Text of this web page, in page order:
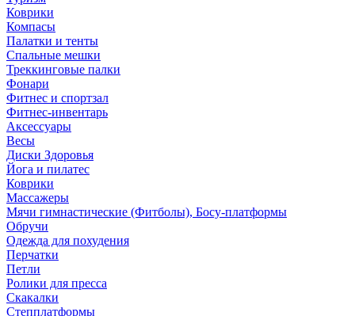
Коврики
Компасы
Палатки и тенты
Спальные мешки
Треккинговые палки
Фонари
Фитнес и спортзал
Фитнес-инвентарь
Аксессуары
Весы
Диски Здоровья
Йога и пилатес
Коврики
Массажеры
Мячи гимнастические (Фитболы), Босу-платформы
Обручи
Одежда для похудения
Перчатки
Петли
Ролики для пресса
Скакалки
Степплатформы